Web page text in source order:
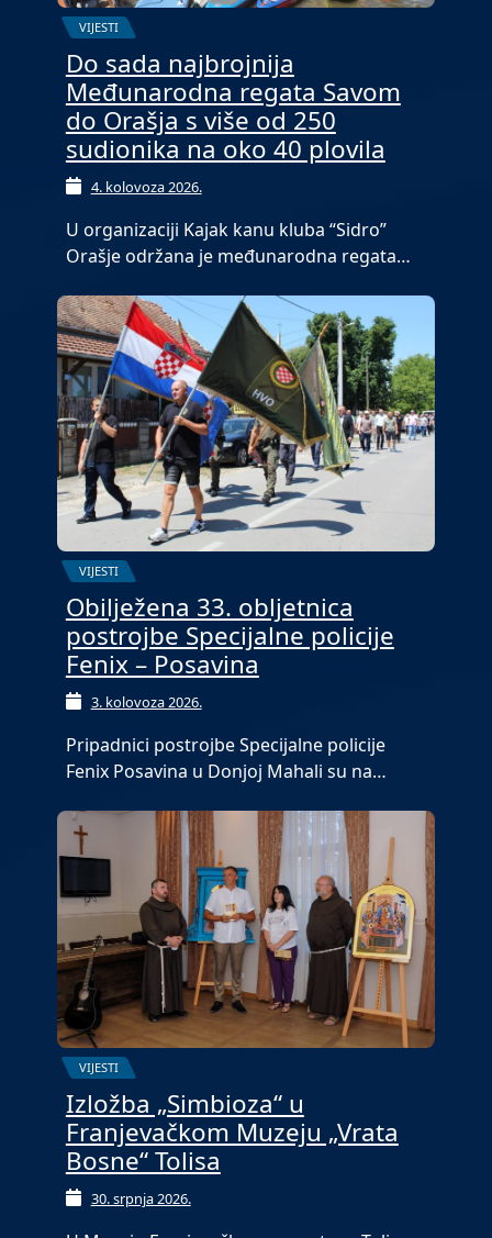
VIJESTI
Do sada najbrojnija
Međunarodna regata Savom
do Orašja s više od 250
sudionika na oko 40 plovila
4. kolovoza 2026.
U organizaciji Kajak kanu kluba “Sidro”
Orašje održana je međunarodna regata…
VIJESTI
Obilježena 33. obljetnica
postrojbe Specijalne policije
Fenix – Posavina
3. kolovoza 2026.
Pripadnici postrojbe Specijalne policije
Fenix Posavina u Donjoj Mahali su na…
VIJESTI
Izložba „Simbioza“ u
Franjevačkom Muzeju „Vrata
Bosne“ Tolisa
30. srpnja 2026.